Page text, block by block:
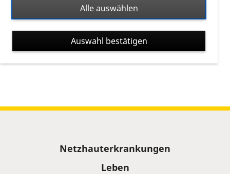
Kalenderinformationen zum Termin
24.02.2026, 09:00 Uhr-Kalendereintrag
herunterladen
Netzhauterkrankungen
Leben
Alle auswählen
Auswahl bestätigen